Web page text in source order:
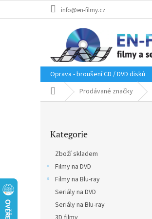
info@en-filmy.cz
Oprava - broušení CD / DVD disků
Domů Prodávané značky
kategorie
Kategorie
Zboží skladem
Filmy na DVD
Filmy na Blu-ray
Seriály na DVD
Seriály na Blu-ray